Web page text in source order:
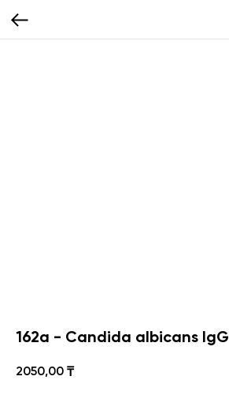
162а - Candida albicans IgG
2050,00 ₸